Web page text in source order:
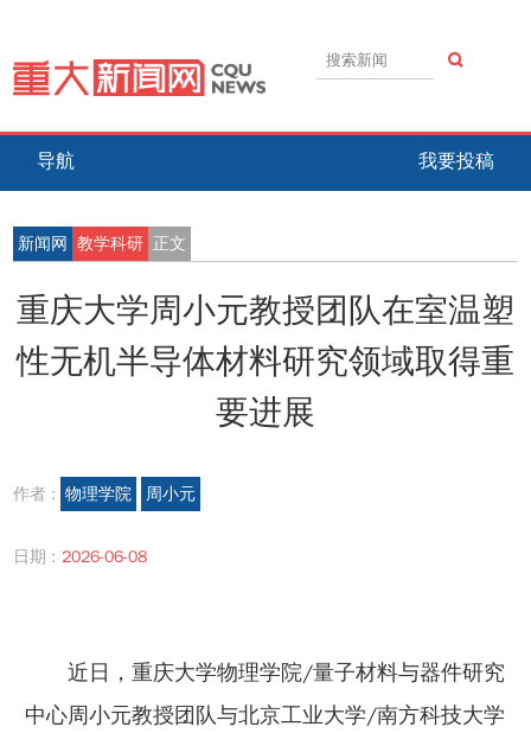
导航 我要投稿
新闻网 教学科研 正文
重庆大学周小元教授团队在室温塑
性无机半导体材料研究领域取得重
要进展
作者 : 物理学院 周小元
日期 : 2026-06-08
近日，重庆大学物理学院/量子材料与器件研究
中心周小元教授团队与北京工业大学/南方科技大学